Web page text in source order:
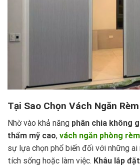
Tại Sao Chọn Vách Ngăn
Nhờ vào khả năng phân chia không
thẩm mỹ cao, vách ngăn phòng
sự lựa chọn phổ biến đối với những
tích sống hoặc làm việc. Khâu lắp đặt